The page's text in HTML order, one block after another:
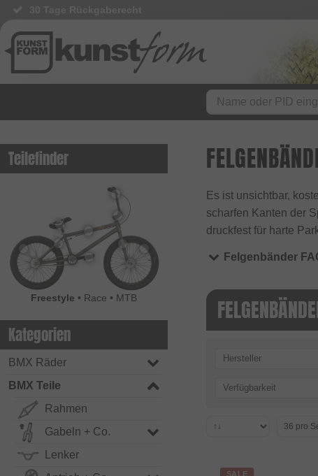
Teilefinder
Freestyle • Race • MTB
Kategorien
BMX Räder
BMX Teile
Rahmen
Gabeln + Co.
Lenker
Es ist unsichtbar,
scharfen Kanten der
druckfest für harte
Felgenbänder
Hersteller
Verfügbarkeit
SALE